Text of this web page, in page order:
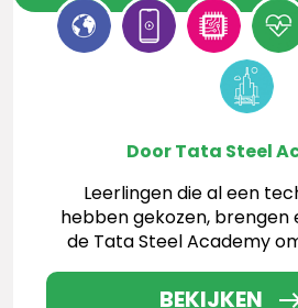
Door Tata Steel
Leerlingen die al een
hebben gekozen, brengen
de Tata Steel Academy
allemaal
BEKIJKEN